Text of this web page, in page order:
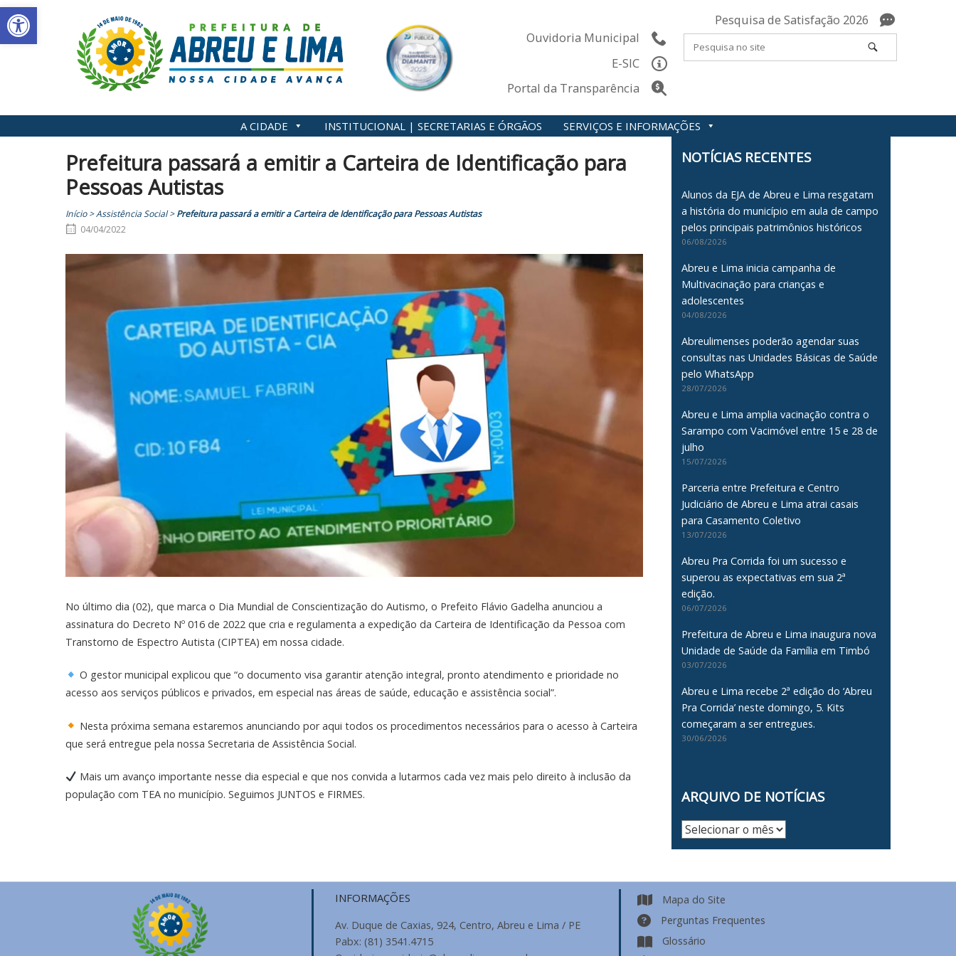
Abrir a barra de ferramentas
Skip
to
content
Ouvidoria Municipal
E-SIC
Portal da Transparência
Pesquisa de Satisfação 2026
A CIDADE INSTITUCIONAL | SECRETARIAS E ÓRGÃOS SERVIÇOS E INFORMAÇÕES
Prefeitura passará a emitir a Carteira de Identificação para
Pessoas Autistas
Início>Assistência Social>Prefeitura passará a emitir a Carteira de Identificação para Pessoas Autistas
04/04/2022
No último dia (02), que marca o Dia Mundial de Conscientização do Autismo, o Prefeito Flávio Gadelha anunciou a
assinatura do Decreto Nº 016 de 2022 que cria e regulamenta a expedição da Carteira de Identificação da Pessoa com
Transtorno de Espectro Autista (CIPTEA) em nossa cidade.
O gestor municipal explicou que “o documento visa garantir atenção integral, pronto atendimento e prioridade no
acesso aos serviços públicos e privados, em especial nas áreas de saúde, educação e assistência social”.
Nesta próxima semana estaremos anunciando por aqui todos os procedimentos necessários para o acesso à Carteira
que será entregue pela nossa Secretaria de Assistência Social.
Mais um avanço importante nesse dia especial e que nos convida a lutarmos cada vez mais pelo direito à inclusão da
população com TEA no município. Seguimos JUNTOS e FIRMES.
NOTÍCIAS RECENTES
Alunos da EJA de Abreu e Lima resgatam
a história do município em aula de campo
pelos principais patrimônios históricos
06/08/2026
Abreu e Lima inicia campanha de
Multivacinação para crianças e
adolescentes
04/08/2026
Abreulimenses poderão agendar suas
consultas nas Unidades Básicas de Saúde
pelo WhatsApp
28/07/2026
Abreu e Lima amplia vacinação contra o
Sarampo com Vacimóvel entre 15 e 28 de
julho
15/07/2026
Parceria entre Prefeitura e Centro
Judiciário de Abreu e Lima atrai casais
para Casamento Coletivo
13/07/2026
Abreu Pra Corrida foi um sucesso e
superou as expectativas em sua 2ª
edição.
06/07/2026
Prefeitura de Abreu e Lima inaugura nova
Unidade de Saúde da Família em Timbó
03/07/2026
Abreu e Lima recebe 2ª edição do ‘Abreu
Pra Corrida’ neste domingo, 5. Kits
começaram a ser entregues.
30/06/2026
ARQUIVO DE NOTÍCIAS
Arquivo
INFORMAÇÕES
Av. Duque de Caxias, 924, Centro, Abreu e Lima / PE
Pabx: (81) 3541.4715
Mapa do Site
Perguntas Frequentes
Glossário